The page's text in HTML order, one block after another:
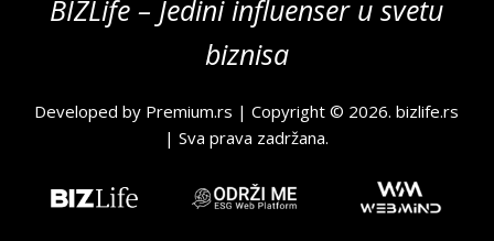
BIZLife – Jedini influenser u svetu
biznisa
Developed by Premium.rs | Copyright © 2026.bizlife.rs
| Sva prava zadržana.